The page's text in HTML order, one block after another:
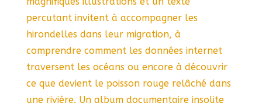
percutant invitent à accompagner les
hirondelles dans leur migration, à
comprendre comment les données internet
traversent les océans ou encore à découvrir
ce que devient le poisson rouge relâché dans
une rivière. Un album documentaire insolite